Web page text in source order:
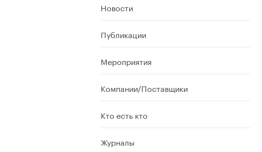
Новости
Публикации
Мероприятия
Компании/Поставщики
Кто есть кто
Журналы